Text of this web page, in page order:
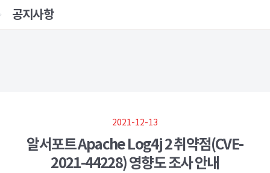
공지사항
2021-12-13
알서포트 Apache Log4j 2 취약점(CVE-
2021-44228) 영향도 조사 안내